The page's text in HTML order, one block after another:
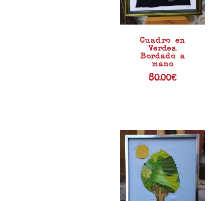
Cuadro en
Verdes.
Bordado a
mano
80.00€